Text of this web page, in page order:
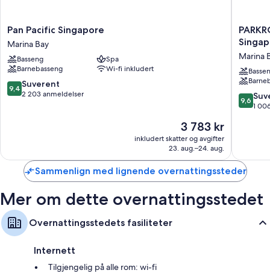
Pan
Pacific
Singapore
Marina
Bay
Pan Pacific Singapore
Marina Bay
Basseng
Spa
Barnebasseng
Wi-fi inkludert
9.4
av
9,4 Suverent
2 203 anmeldelser
Prisen
er
3 783 kr
3 783 kr
inkludert skatter og avgifter
23. aug.–24. aug.
Marina
Bay,
Marina
Bay
Marina
9.6
av
9,6
1
Sammenlign med lignende overnattingssteder
Mer om dette overnattingsstedet
Overnattingsstedets fasiliteter
Internett
Tilgjengelig på alle rom: wi-fi